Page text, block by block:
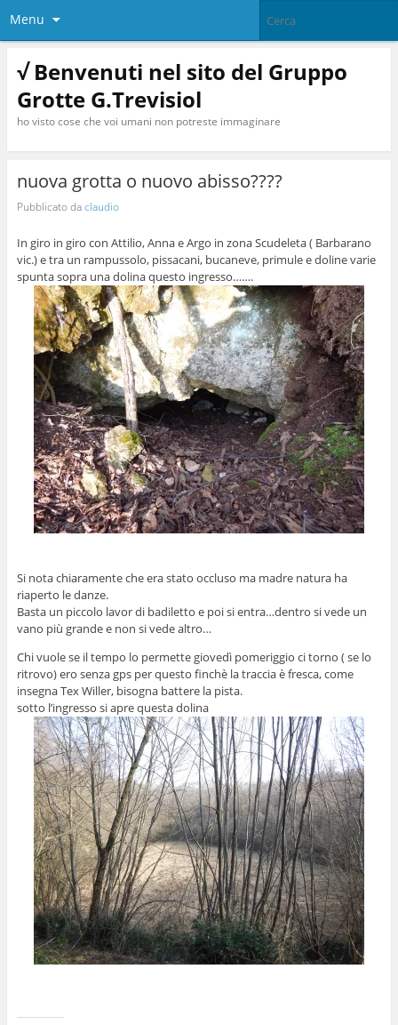
Menu
√ Benvenuti nel sito del Gruppo
Grotte G.Trevisiol
ho visto cose che voi umani non potreste immaginare
nuova grotta o nuovo abisso????
Pubblicato daclaudio
In giro in giro con Attilio, Anna e Argo in zona Scudeleta ( Barbarano
vic.) e tra un rampussolo, pissacani, bucaneve, primule e doline varie
spunta sopra una dolina questo ingresso…….
Si nota chiaramente che era stato occluso ma madre natura ha
riaperto le danze.
Basta un piccolo lavor di badiletto e poi si entra…dentro si vede un
vano più grande e non si vede altro…
Chi vuole se il tempo lo permette giovedì pomeriggio ci torno ( se lo
ritrovo) ero senza gps per questo finchè la traccia è fresca, come
insegna Tex Willer, bisogna battere la pista.
sotto l’ingresso si apre questa dolina